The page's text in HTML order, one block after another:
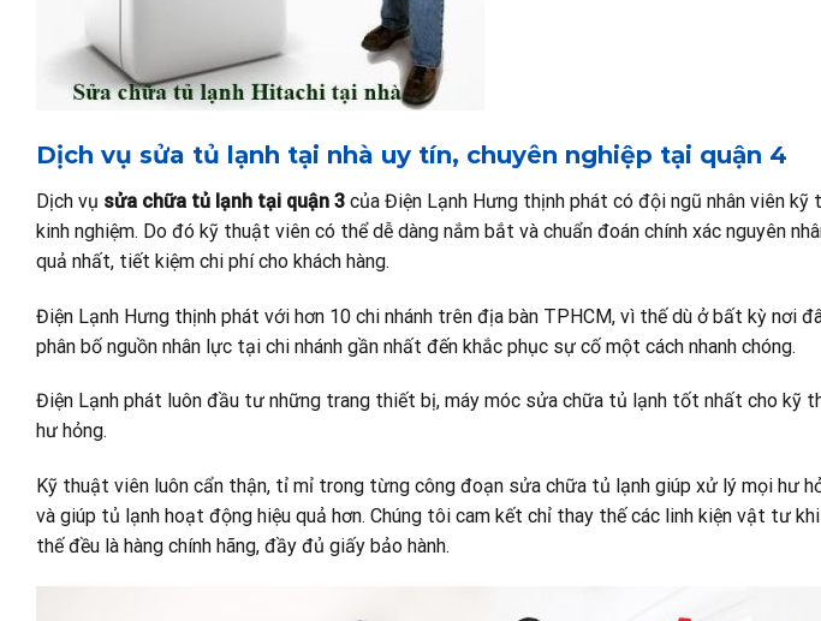
Dịch vụ sửa tủ lạnh tại nhà uy tín, chuyên nghiệp tại quận 4
Dịch vụ sửa chữa tủ lạnh tại quận 3 của Điện Lạnh Hưng thịnh phát có đội ngũ nhân viên
kinh nghiệm. Do đó kỹ thuật viên có thể dễ dàng nắm bắt và chuẩn đoán chính xác nguyên
quả nhất, tiết kiệm chi phí cho khách hàng.
Điện Lạnh Hưng thịnh phát với hơn 10 chi nhánh trên địa bàn TPHCM, vì thế dù ở bất kỳ nơi
phân bố nguồn nhân lực tại chi nhánh gần nhất đến khắc phục sự cố một cách nhanh chóng.
Điện Lạnh phát luôn đầu tư những trang thiết bị, máy móc sửa chữa tủ lạnh tốt nhất cho kỹ
hư hỏng.
Kỹ thuật viên luôn cẩn thận, tỉ mỉ trong từng công đoạn sửa chữa tủ lạnh giúp xử lý mọi hư
và giúp tủ lạnh hoạt động hiệu quả hơn. Chúng tôi cam kết chỉ thay thế các linh kiện vật tư
thế đều là hàng chính hãng, đầy đủ giấy bảo hành.